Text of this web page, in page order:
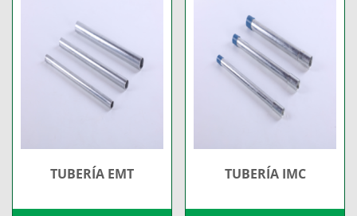
TUBERÍA EMT TUBERÍA IMC